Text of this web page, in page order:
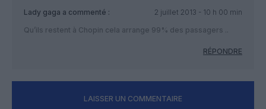
Lady gaga a commenté :
2 juillet 2013 - 10 h 00 min
Qu’ils restent à Chopin cela arrange 99% des passagers ..
RÉPONDRE
LAISSER UN COMMENTAIRE